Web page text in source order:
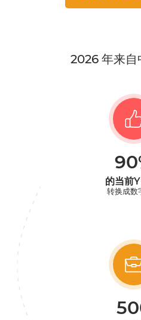
2026 年来自
的当前
转换成数